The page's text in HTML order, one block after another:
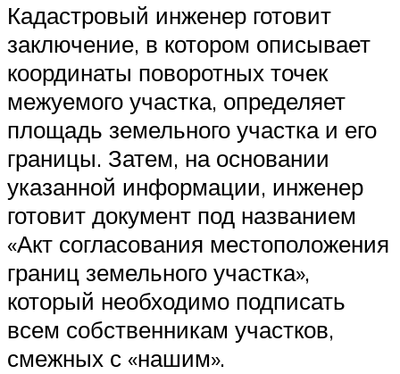
Кадастровый инженер готовит
заключение, в котором описывает
координаты поворотных точек
межуемого участка, определяет
площадь земельного участка и его
границы. Затем, на основании
указанной информации, инженер
готовит документ под названием
«Акт согласования местоположения
границ земельного участка»,
который необходимо подписать
всем собственникам участков,
смежных с «нашим».